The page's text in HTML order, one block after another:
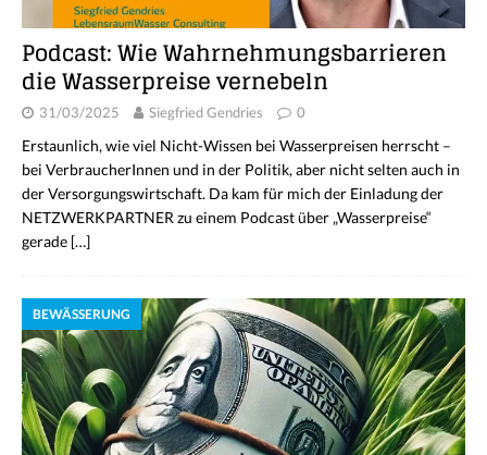
Podcast: Wie Wahrnehmungsbarrieren
die Wasserpreise vernebeln
31/03/2025 Siegfried Gendries 0
Erstaunlich, wie viel Nicht-Wissen bei Wasserpreisen herrscht –
bei VerbraucherInnen und in der Politik, aber nicht selten auch in
der Versorgungswirtschaft. Da kam für mich der Einladung der
NETZWERKPARTNER zu einem Podcast über „Wasserpreise“
gerade […]
BEWÄSSERUNG